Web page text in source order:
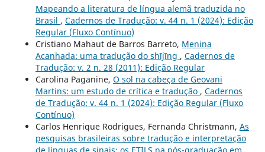
Mapeando a literatura de língua alemã traduzida no
Brasil , Cadernos de Tradução: v. 44 n. 1 (2024): Edição
Regular (Fluxo Contínuo)
Cristiano Mahaut de Barros Barreto, Menina
Acanhada: uma tradução do shījīng , Cadernos de
Tradução: v. 2 n. 28 (2011): Edição Regular
Carolina Paganine, O sol na cabeça de Geovani
Martins: um estudo de crítica e tradução , Cadernos
de Tradução: v. 44 n. 1 (2024): Edição Regular (Fluxo
Contínuo)
Carlos Henrique Rodrigues, Fernanda Christmann, As
pesquisas brasileiras sobre tradução e interpretação